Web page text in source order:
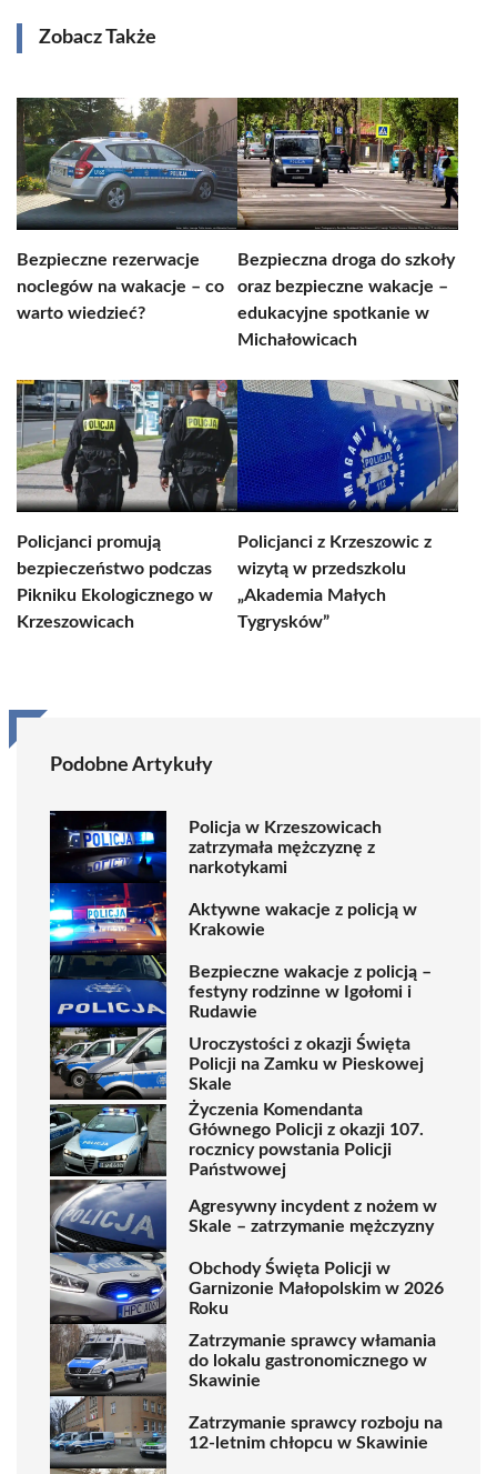
Zobacz Także
Bezpieczne rezerwacje
noclegów na wakacje – co
warto wiedzieć?
Bezpieczna droga do szkoły
oraz bezpieczne wakacje –
edukacyjne spotkanie w
Michałowicach
Policjanci promują
bezpieczeństwo podczas
Pikniku Ekologicznego w
Krzeszowicach
Policjanci z Krzeszowic z
wizytą w przedszkolu
„Akademia Małych
Tygrysków”
Podobne Artykuły
Policja w Krzeszowicach
zatrzymała mężczyznę z
narkotykami
Aktywne wakacje z policją w
Krakowie
Bezpieczne wakacje z policją –
festyny rodzinne w Igołomi i
Rudawie
Uroczystości z okazji Święta
Policji na Zamku w Pieskowej
Skale
Życzenia Komendanta
Głównego Policji z okazji 107.
rocznicy powstania Policji
Państwowej
Agresywny incydent z nożem w
Skale – zatrzymanie mężczyzny
Obchody Święta Policji w
Garnizonie Małopolskim w 2026
Roku
Zatrzymanie sprawcy włamania
do lokalu gastronomicznego w
Skawinie
Zatrzymanie sprawcy rozboju na
12-letnim chłopcu w Skawinie